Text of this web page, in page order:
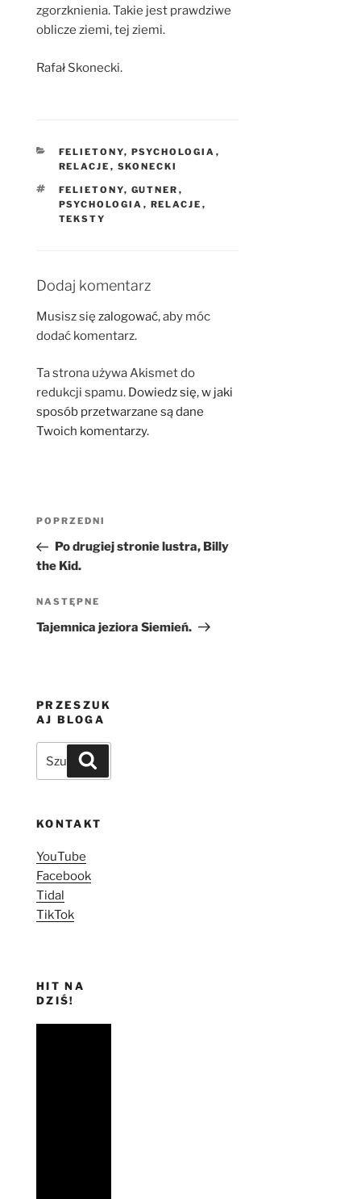
zgorzknienia. Takie jest prawdziwe
oblicze ziemi, tej ziemi.
Rafał Skonecki.
KATEGORIE
FELIETONY, PSYCHOLOGIA ,
RELACJE , SKONECKI
TAGI
FELIETONY, GUTNER ,
PSYCHOLOGIA , RELACJE ,
TEKSTY
Dodaj komentarz
Musisz się zalogować, aby móc
dodać komentarz.
Ta strona używa Akismet do
redukcji spamu. Dowiedz się, w jaki
sposób przetwarzane są dane
Twoich komentarzy.
Nawigacja
Poprzedni
wpis
POPRZEDNI
Po drugiej stronie lustra, Billy
the Kid.
Następny
wpis
NASTĘPNE
Tajemnica jeziora Siemień.
PRZESZUK
AJ BLOGA
Szukaj:
KONTAKT
YouTube
Facebook
Tidal
TikTok
HIT NA
DZIŚ!